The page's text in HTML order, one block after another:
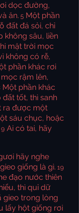
dọc đường,
ăn. 5 Một phần
đất đá sỏi, chỉ
không sâu, liền
mặt trời mọc
không có rễ,
phần khác rơi
rậm lên,
Một phần khác
tốt, thì sanh
ra được một
sáu chục, hoặc
9 Ai có tai, hãy
hãy nghe
giống là gì. 19
đạo nước thiên
thì quỉ dữ
gieo trong lòng
lấy hột giống rơi